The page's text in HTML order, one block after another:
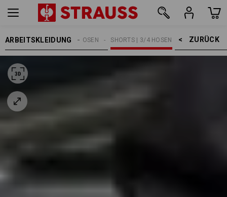
ARBEITSKLEIDUNG ZURÜCK    >
SHORTS | 3/4 HOSEN
ARBEITSHOSEN
HERREN